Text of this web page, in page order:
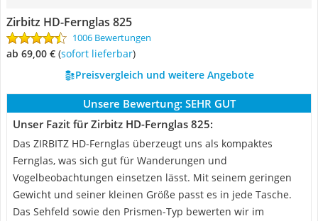
Zirbitz HD-Fernglas 825
1006 Bewertungen
ab 69,00 € ( Sofort lieferbar)
Preisvergleich und weitere Angebote
Unsere Bewertung: SEHR GUT
Unser Fazit für Zirbitz HD-Fernglas 825:
Das ZIRBITZ HD-Fernglas überzeugt uns als kompaktes
Fernglas, was sich gut für Wanderungen und
Vogelbeobachtungen einsetzen lässt. Mit seinem geringen
Gewicht und seiner kleinen Größe passt es in jede Tasche.
Das Sehfeld sowie den Prismen-Typ bewerten wir im